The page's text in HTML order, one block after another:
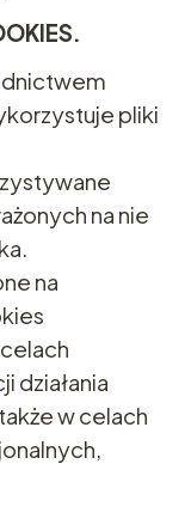
pliki
na nie
na
działania
w celach